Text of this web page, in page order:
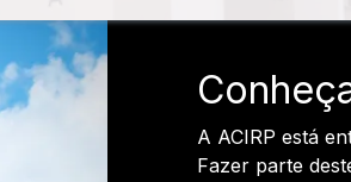
A ACIRP está
Fazer parte